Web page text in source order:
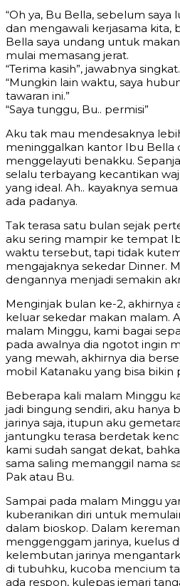
“Oh ya, Bu Bella, sebelum saya
dan mengawali kerjasama kita,
Bella saya undang untuk
mulai memasang jerat.
“Terima kasih”, jawabnya singkat.
“Mungkin lain waktu, saya
tawaran ini.”
“Saya tunggu, Bu.. permisi”
Aku tak mau mendesaknya
meninggalkan kantor Ibu Bella
menggelayuti benakku.
selalu terbayang kecantikan
yang ideal. Ah.. kayaknya
ada padanya.
Tak terasa satu bulan sejak
aku sering mampir ke tempat
waktu tersebut, tapi tidak
mengajaknya sekedar Dinner.
dengannya menjadi semakin
Menginjak bulan ke-2, akhirnya
keluar sekedar makan malam.
malam Minggu, kami bagai
pada awalnya dia ngotot ingin
yang mewah, akhirnya dia
mobil Katanaku yang bisa bikin
Beberapa kali malam Minggu
jadi bingung sendiri, aku hanya
jarinya saja, itupun aku
jantungku terasa berdetak
kami sudah sangat dekat,
sama saling memanggil nama
Pak atau Bu.
Sampai pada malam Minggu
kuberanikan diri untuk
dalam bioskop. Dalam
menggenggam jarinya, kuelus
kelembutan jarinya
di tubuhku, kucoba mencium
ada respon, kulepas jemari